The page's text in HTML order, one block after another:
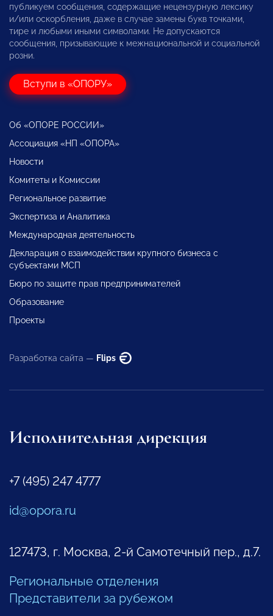
публикуем сообщения, содержащие нецензурную лексику
и/или оскорбления, даже в случае замены букв точками,
тире и любыми иными символами. Не допускаются
сообщения, призывающие к межнациональной и социальной
розни.
Вступи в «ОПОРУ»
Об «ОПОРЕ РОССИИ»
Ассоциация «НП «ОПОРА»
Новости
Комитеты и Комиссии
Региональное развитие
Экспертиза и Аналитика
Международная деятельность
Декларация о взаимодействии крупного бизнеса с
субъектами МСП
Бюро по защите прав предпринимателей
Образование
Проекты
Разработка сайта — Flips
Исполнительная дирекция
+7 (495) 247 4777
id@opora.ru
127473, г. Москва, 2-й Самотечный пер., д.7.
Региональные отделения
Представители за рубежом